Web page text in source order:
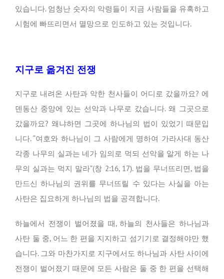
있습니다. 엄청난 숫자의 악령들이 지금 사람들을 유혹하고
시험에 빠뜨리면서 멸망으로 인도하고 있는 것입니다.
지구로 옮겨진 전쟁
지구로 내려온 사탄과 악한 천사들이 어디로 갔을까요? 에
덴동산 중앙에 있는 선악과 나무로 갔습니다. 왜 그곳으로
갔을까요? 왜냐하면 그곳에 하나님의 법이 있었기 때문입
니다. “여호와 하나님이 그 사람에게 명하여 가라사대 동산
각종 나무의 실과는 네가 임의로 먹되 선악을 알게 하는 나
무의 실과는 먹지 말라”(창 2:16, 17). 법을 무너뜨리면, 법을
만드신 하나님의 권위를 무너뜨릴 수 있다는 사실을 아는
사탄은 집요하게 하나님의 법을 공격합니다.
하늘에서 전쟁이 벌어졌을 때, 하늘의 천사들은 하나님과
사탄 둘 중, 어느 한 편을 지지하고 섬기기로 결정해야만 했
습니다. 그와 마찬가지로 지구에서도 하나님과 사탄 사이에
전쟁이 벌어졌기 때문에 모든 사람은 둘 중 한 편을 선택해